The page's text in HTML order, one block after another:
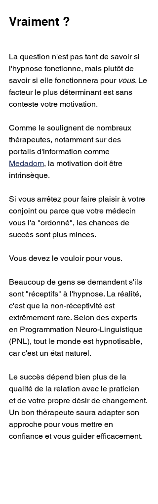
Vraiment ?
La question n'est pas tant de savoir si
l'hypnose fonctionne, mais plutôt de
savoir si elle fonctionnera pour vous. Le
facteur le plus déterminant est sans
conteste votre motivation.
Comme le soulignent de nombreux
thérapeutes, notamment sur des
portails d'information comme
Medadom, la motivation doit être
intrinsèque.
Si vous arrêtez pour faire plaisir à votre
conjoint ou parce que votre médecin
vous l'a "ordonné", les chances de
succès sont plus minces.
Vous devez le vouloir pour vous.
Beaucoup de gens se demandent s'ils
sont "réceptifs" à l'hypnose. La réalité,
c'est que la non-réceptivité est
extrêmement rare. Selon des experts
en Programmation Neuro-Linguistique
(PNL), tout le monde est hypnotisable,
car c'est un état naturel.
Le succès dépend bien plus de la
qualité de la relation avec le praticien
et de votre propre désir de changement.
Un bon thérapeute saura adapter son
approche pour vous mettre en
confiance et vous guider efficacement.